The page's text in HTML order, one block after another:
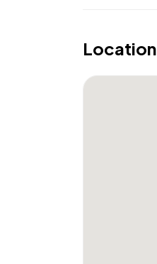
Location